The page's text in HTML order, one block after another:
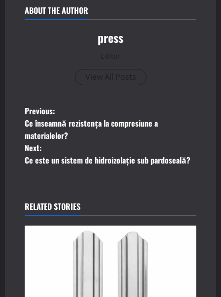
ABOUT THE AUTHOR
press
Editor
View All Posts
P
o
s
n
a
Previous:
Ce înseamnă rezistența la compresiune a
materialelor?
Next:
Ce este un sistem de hidroizolație sub pardoseală?
RELATED STORIES